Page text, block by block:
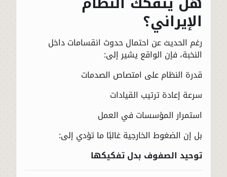
الإيراني؟
رغم الحديث عن احتمال حدوث انقسامات داخل
النخبة، فإن الواقع يشير إلى:
قدرة النظام على امتصاص الصدمات
سرعة إعادة ترتيب القيادات
استمرار المؤسسات في العمل
بل إن الضغوط الخارجية غالبًا ما تؤدي إلى:
توحيد الصفوف بدل تفكيكها